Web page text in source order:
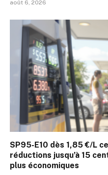
août 6, 2026
SP95-E10 dès 1,85 €/L
réductions jusqu’à 15
plus économiques